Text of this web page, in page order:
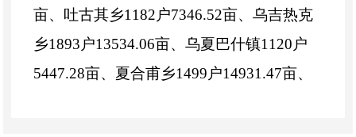
亩、吐古其乡1182户7346.52亩、乌吉热克
乡1893户13534.06亩、乌夏巴什镇1120户
5447.28亩、夏合甫乡1499户14931.47亩、